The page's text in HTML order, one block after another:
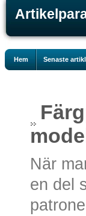
Hem Senaste
När
en del